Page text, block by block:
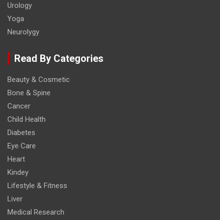
Urology
Yoga
Neurolygy
Read By Categories
Beauty & Cosmetic
Bone & Spine
Cancer
Child Health
Diabetes
Eye Care
Heart
Kindey
Lifestyle & Fitness
Liver
Medical Research